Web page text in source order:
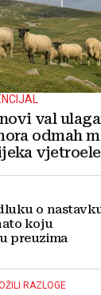
val
odmah
o
koju
preuzima
RAZLOGE